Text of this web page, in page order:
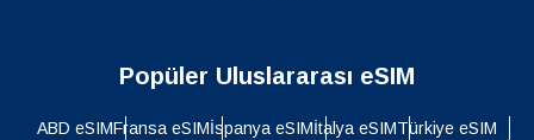
Popüler Uluslararası eSIM
ABD eSIMFransa eSIMİspanya eSIMİtalya eSIMTürkiye eSIM